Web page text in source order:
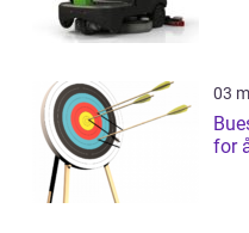
03
for